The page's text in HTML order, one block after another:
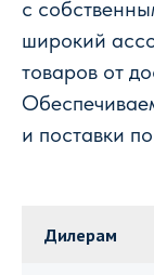
с
широкий
товаров от
и поставки